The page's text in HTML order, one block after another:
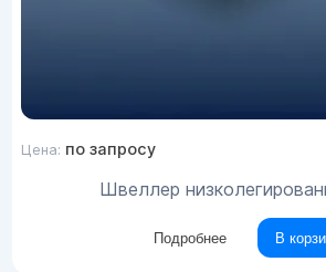
Цена: по запросу
Швеллер
Подробнее В